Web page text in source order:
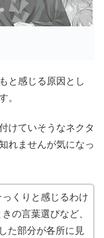
と感じる原因とし
。
けていそうなネクタ
れませんが気になっ
くりと感じるわけ
の言葉選びなど、
た部分が各所に見